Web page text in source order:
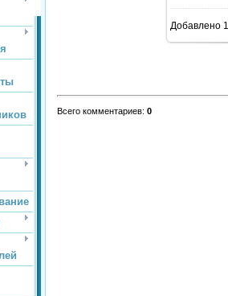
Добавлено
Всего комментариев: 0